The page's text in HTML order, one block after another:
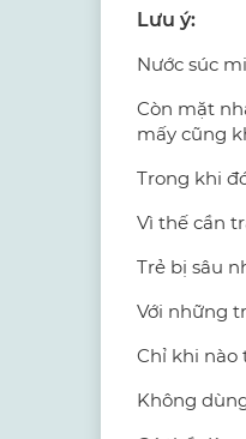
Lưu ý:
Nước súc
Còn mặt
mấy cũng
Trong khi
Vì thế cần
Trẻ bị sâu
Với những
Chỉ khi nào
Không